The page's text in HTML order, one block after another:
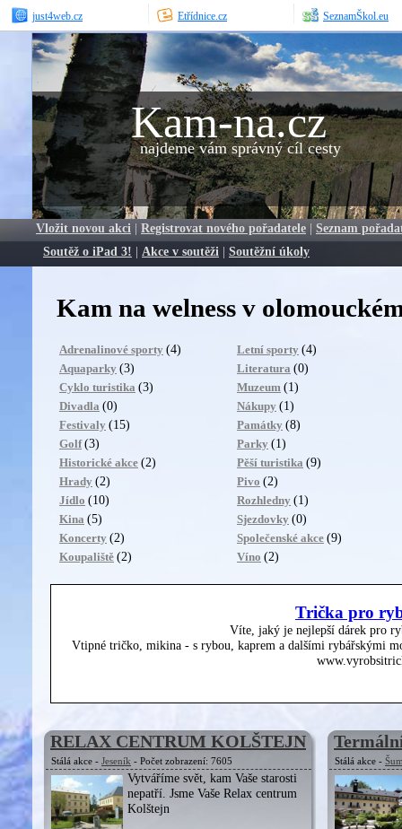
just4web.cz Etřídnice.cz SeznamŠkol.eu
Kam-na.cz
najdeme vám správný cíl cesty
Vložit novou akci | Registrovat nového pořadatele | Seznam
Soutěž o iPad 3! | Akce v soutěži | Soutěžní úkoly
Kam na welness v
Adrenalinové sporty (4)
Aquaparky (3)
Cyklo turistika (3)
Divadla (0)
Festivaly (15)
Golf (3)
Historické akce (2)
Hrady (2)
Jídlo (10)
Kina (5)
Koncerty (2)
Koupaliště (2)
Letní sporty (4)
Literatura (0)
Muzeum (1)
Nákupy (1)
Památky (8)
Parky (1)
Pěší turistika (9)
Pivo (2)
Rozhledny (1)
Sjezdovky (0)
Společenské akce (9)
Víno (2)
Trička pro
Víte, jaký je nejlepší dárek pro
Vtipné tričko, mikina - s rybou, kaprem a dalšími rybářskými
RELAX CENTRUM KOLŠTEJN
Stálá akce - Jeseník - Počet zobrazení: 7605
Vytváříme svět, kam Vaše starosti
nepatří. Jsme Vaše Relax centrum
Kolštejn
Stálá akce -